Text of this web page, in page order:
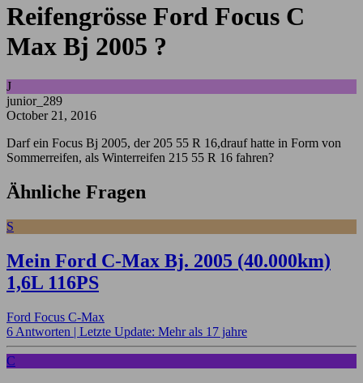
Reifengrösse Ford Focus C
Max Bj 2005 ?
J
junior_289
October 21, 2016
Darf ein Focus Bj 2005, der 205 55 R 16,drauf hatte in Form von
Sommerreifen, als Winterreifen 215 55 R 16 fahren?
Ähnliche Fragen
S
Mein Ford C-Max Bj. 2005 (40.000km)
1,6L 116PS
Ford Focus C-Max
6 Antworten | Letzte Update: Mehr als 17 jahre
C